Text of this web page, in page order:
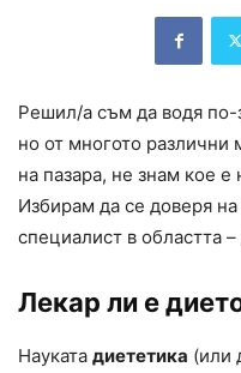
Решил/а съм да водя по-
но от многото различни
на пазара, не знам кое
Избирам да се доверя
специалист в областта –
Лекар ли е
Науката диететика (или